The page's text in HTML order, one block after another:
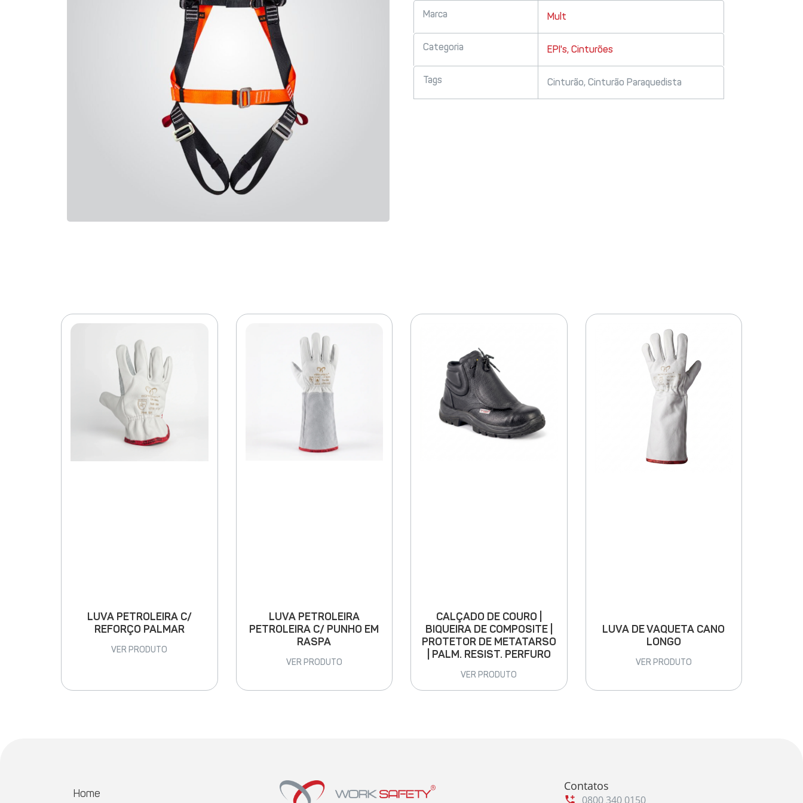
Marca Mult
Categoria EPI's, Cinturões
Tags Cinturão, Cinturão Paraquedista
LUVA PETROLEIRA C/
REFORÇO PALMAR
VER PRODUTO
LUVA PETROLEIRA
PETROLEIRA C/ PUNHO EM
RASPA
VER PRODUTO
CALÇADO DE COURO |
BIQUEIRA DE COMPOSITE |
PROTETOR DE METATARSO
| PALM. RESIST. PERFURO
VER PRODUTO
LUVA DE VAQUETA CANO
LONGO
VER PRODUTO
Home
Contatos
0800 340 0150